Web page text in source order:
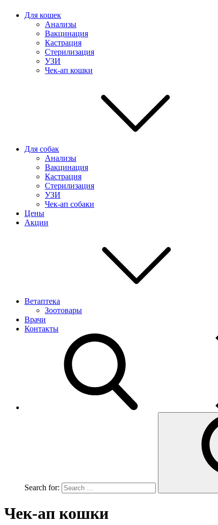
Для кошек
Анализы
Вакцинация
Кастрация
Стерилизация
УЗИ
Чек-ап кошки
Для собак
Анализы
Вакцинация
Кастрация
Стерилизация
УЗИ
Чек-ап собаки
Цены
Акции
Ветаптека
Зоотовары
Врачи
Контакты
Search for:
Чек-ап кошки